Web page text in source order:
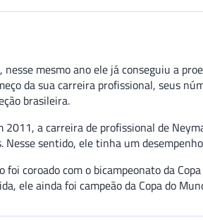
nesse mesmo ano ele já conseguiu a
da sua carreira profissional, seus
brasileira.
2011, a carreira de profissional de
Nesse sentido, ele tinha um
foi coroado com o bicampeonato da
ele ainda foi campeão da Copa do